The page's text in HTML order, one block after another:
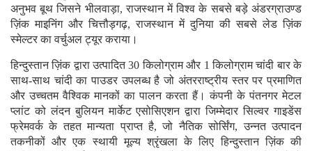
अनुभव बूथ जिसने भीलवाड़ा, राजस्थान में विश्व के सबसे बड़े अंडरग्राउण्ड
ज़िंक माइनिंग और चित्तौड़गढ़, राजस्थान में दुनिया की सबसे लेड ज़िंक
स्मेल्टर का वर्चुअल ट्यूर कराया।
हिन्दुस्तान ज़िंक द्वारा उत्पादित 30 किलोग्राम और 1 किलोग्राम चांदी बार के
साथ-साथ चांदी का पाउडर उपलब्ध है जो अंतरराष्ट्रीय स्तर पर प्रमाणित
और उच्चतम वैश्विक मानकों का पालन करता हैं। कंपनी के पंतनगर मेटल
प्लांट को लंदन बुलियन मार्केट एसोसिएशन द्वारा जिम्मेदार सिल्वर गाइडेंस
फ्रेमवर्क के तहत मान्यता प्राप्त है, जो नैतिक सोर्सिंग, उन्नत उत्पादन
तकनीकों और एक स्थायी मूल्य श्रृंखला के लिए हिन्दुस्तान ज़िंक की